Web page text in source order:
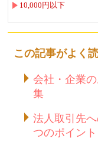
10,000円以下
この記事がよく
会社・企業
集
法人取引先
つのポイント